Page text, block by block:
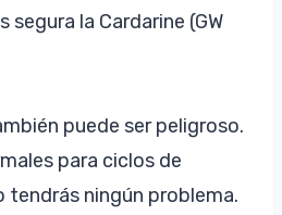
segura la Cardarine (GW
puede ser peligroso.
para ciclos de
tendrás ningún problema.